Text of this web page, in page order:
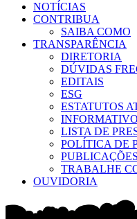
NOTÍCIAS
CONTRIBUA
SAIBA COMO
TRANSPARÊNCIA
DIRETORIA
DÚVIDAS
EDITAIS
ESG
ESTATUTOS
LISTA DE
POLÍTICA DE
TRABALHE
OUVIDORIA